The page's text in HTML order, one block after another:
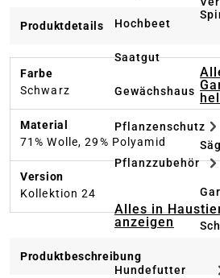
Hochbeet
Saatgut
Gewächshaus
Pflanzenschutz
Pflanzzubehör
Alles in
anzeigen
Hundefutter
Produktdetails
Farbe
Schwarz
Material
71% Wolle, 29% Polyamid
Version
Kollektion 24
Produktbeschreibung